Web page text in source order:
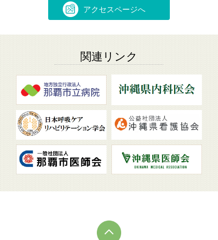
アクセスページへ
関連リンク